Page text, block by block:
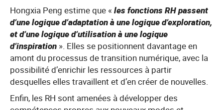
Hongxia Peng estime que « les fonctions RH passent
d’une logique d’adaptation à une logique d’exploration,
et d’une logique d’utilisation à une logique
d’inspiration ». Elles se positionnent davantage en
amont du processus de transition numérique, avec la
possibilité d’enrichir les ressources à partir
desquelles elles travaillent et d’en créer de nouvelles.
Enfin, les RH sont amenées à développer des